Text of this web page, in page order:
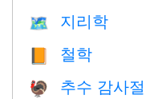
🗺 지리학
📙 철학
🦃 추수 감사절